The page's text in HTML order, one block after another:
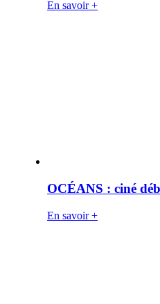
En savoir +
OCÉANS : ciné
En savoir +